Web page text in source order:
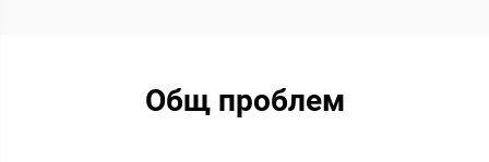
Общ проблем